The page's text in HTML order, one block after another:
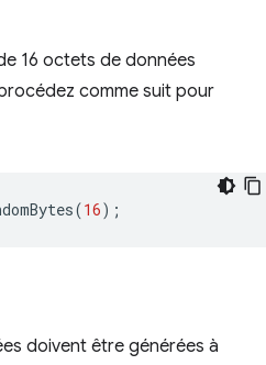
16 octets de données
comme suit pour
(16);
doivent être générées à